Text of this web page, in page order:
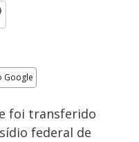
Google
foi transferido
federal de